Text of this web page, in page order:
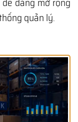
quản lý.